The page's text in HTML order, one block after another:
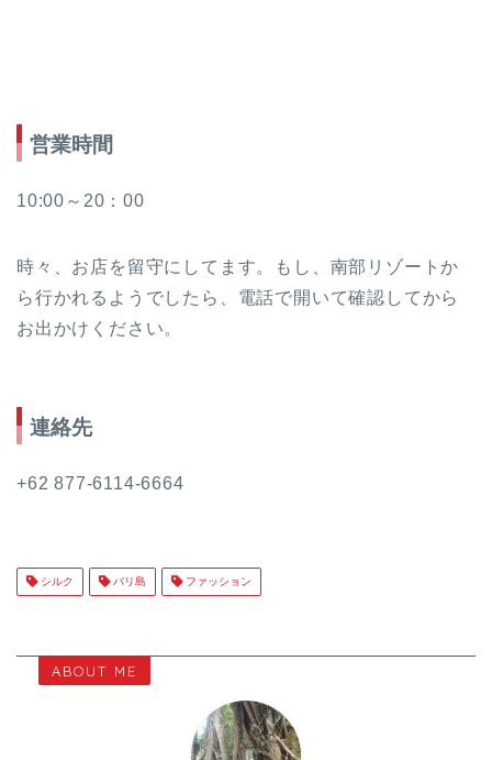
営業時間
10:00～20：00
時々、お店を留守にしてます。もし、南部リゾートか
ら行かれるようでしたら、電話で開いて確認してから
お出かけください。
連絡先
+62 877-6114-6664
シルク バリ島 ファッション
ABOUT ME